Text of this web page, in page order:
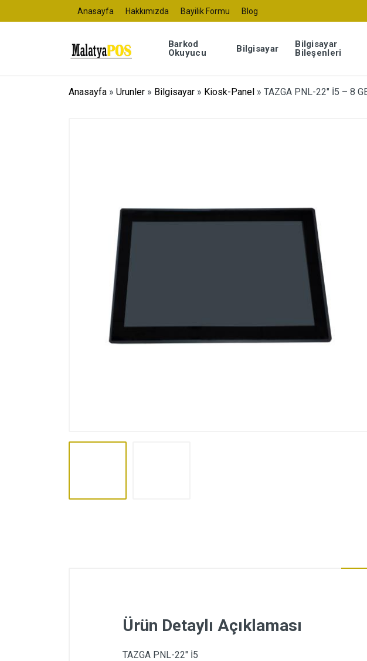
Anasayfa Hakkımızda Bayilik Formu Blog
Barkod
Okuyucu
Bilgisayar
Bilgisayar
Bileşenleri
Anasayfa » Urunler » Bilgisayar » Kiosk-Panel » TAZGA PNL-22″ İ5 – 8
Ürün Detaylı Açıklaması
TAZGA PNL-22" İ5